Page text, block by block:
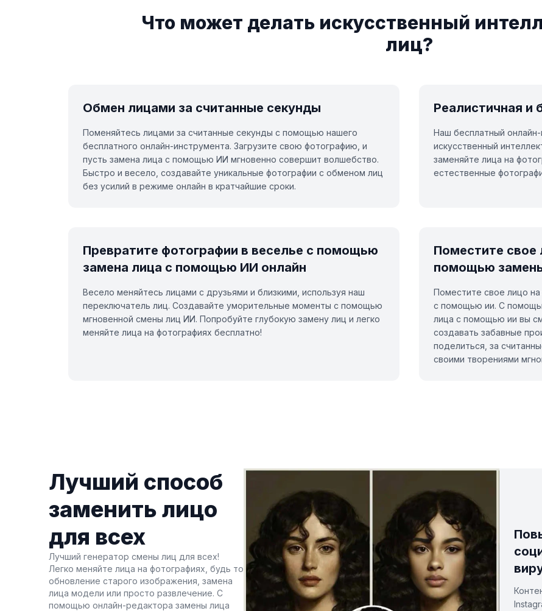
Что может делать искусственный
лиц?
Обмен лицами за считанные секунды
Поменяйтесь лицами за считанные секунды с помощью нашего
бесплатного онлайн-инструмента. Загрузите свою фотографию, и
пусть замена лица с помощью ИИ мгновенно совершит волшебство.
Быстро и весело, создавайте уникальные фотографии с обменом лиц
без усилий в режиме онлайн в кратчайшие сроки.
Реалистичная и
Наш бесплатный
искусственный
заменяйте лица на
естественные
Превратите фотографии в веселье с помощью
замена лица с помощью ИИ онлайн
Весело меняйтесь лицами с друзьями и близкими, используя наш
переключатель лиц. Создавайте уморительные моменты с помощью
мгновенной смены лиц ИИ. Попробуйте глубокую замену лиц и легко
меняйте лица на фотографиях бесплатно!
Поместите свое
помощью
Поместите свое лицо
с помощью ии. С
лица с помощью ии вы
создавать забавные
поделиться, за
своими творениями
Лучший способ
заменить лицо
для всех
Лучший генератор смены лиц для всех!
Легко меняйте лица на фотографиях, будь то
обновление старого изображения, замена
лица модели или просто развлечение. С
помощью онлайн-редактора замены лица